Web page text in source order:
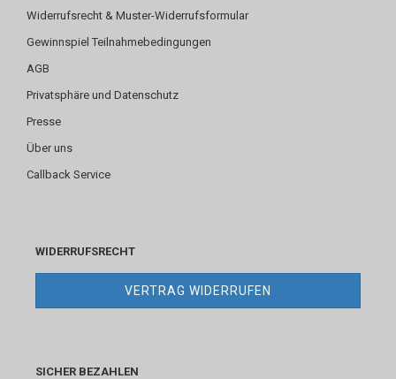
Widerrufsrecht & Muster-Widerrufsformular
Gewinnspiel Teilnahmebedingungen
AGB
Privatsphäre und Datenschutz
Presse
Über uns
Callback Service
WIDERRUFSRECHT
VERTRAG WIDERRUFEN
SICHER BEZAHLEN